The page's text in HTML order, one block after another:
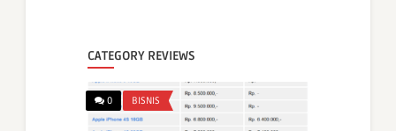
CATEGORY REVIEWS
0 BISNIS